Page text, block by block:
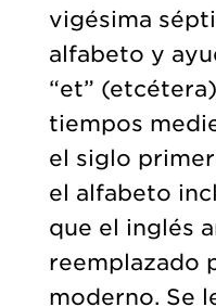
vigésima
alfabeto y
“et”
tiempos
el siglo
el alfabeto
que el inglés
reemplazado
moderno. Se